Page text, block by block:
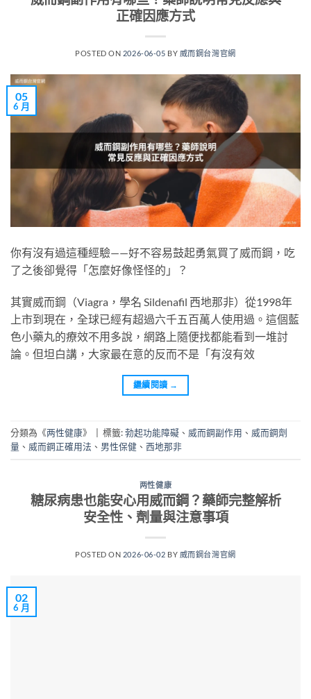
正確因應方式
POSTED ON 2026-06-05 BY 威而鋼台灣官網
05
6 月
你有沒有過這種經驗——好不容易鼓起勇氣買了威而鋼，吃
了之後卻覺得「怎麼好像怪怪的」？
其實威而鋼（Viagra，學名 Sildenafil 西地那非）從1998年
上市到現在，全球已經有超過六千五百萬人使用過。這個藍
色小藥丸的療效不用多說，網路上隨便找都能看到一堆討
論。但坦白講，大家最在意的反而不是「有沒有效
繼續閱讀 →
分類為《两性健康》 標籤:勃起功能障礙 、 威而鋼副作用 、 威而鋼劑
量 、 威而鋼正確用法 、 男性保健 、 西地那非
两性健康
糖尿病患也能安心用威而鋼？藥師完整解析
安全性、劑量與注意事項
POSTED ON 2026-06-02 BY 威而鋼台灣官網
02
6 月